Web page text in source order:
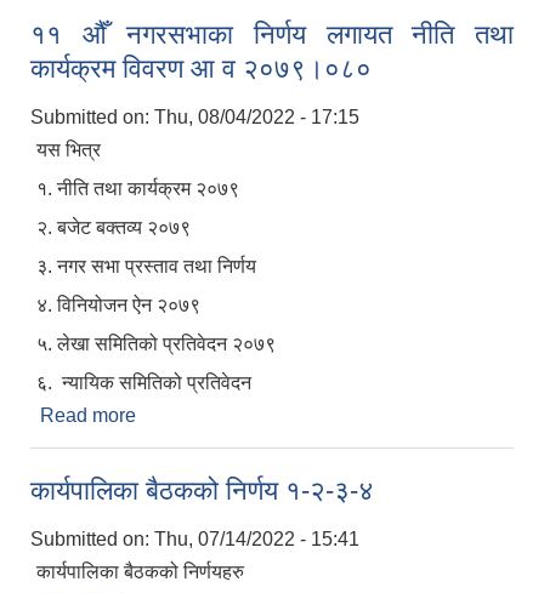
११ औँ नगरसभाका निर्णय लगायत नीति तथा
कार्यक्रम विवरण आ व २०७९।०८०
Submitted on: Thu, 08/04/2022 - 17:15
यस भित्र
१. नीति तथा कार्यक्रम २०७९
२. बजेट बक्तव्य २०७९
३. नगर सभा प्रस्ताव तथा निर्णय
४. विनियोजन ऐन २०७९
५. लेखा समितिको प्रतिवेदन २०७९
६. न्यायिक समितिको प्रतिवेदन
Read more
कार्यपालिका बैठकको निर्णय १-२-३-४
Submitted on: Thu, 07/14/2022 - 15:41
कार्यपालिका बैठकको निर्णयहरु